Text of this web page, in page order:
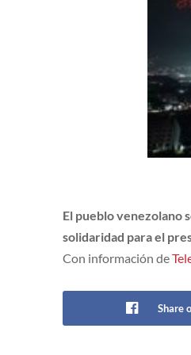
El pueblo venezolano
solidaridad para el
Con información de
Share